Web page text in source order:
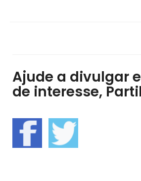
Ajude a divulgar
de interesse,